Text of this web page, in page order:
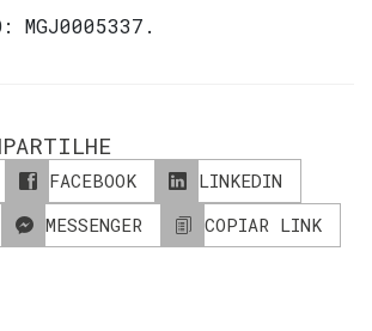
MGJ0005337 .
FACEBOOK
LINKEDIN
MESSENGER COPIAR LINK